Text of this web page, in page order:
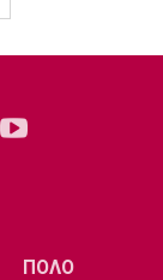
ΠΟΛΟ